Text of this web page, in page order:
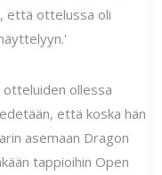
että ottelussa oli
otteluiden ollessa
että koska hän
asemaan Dragon
tappioihin Open